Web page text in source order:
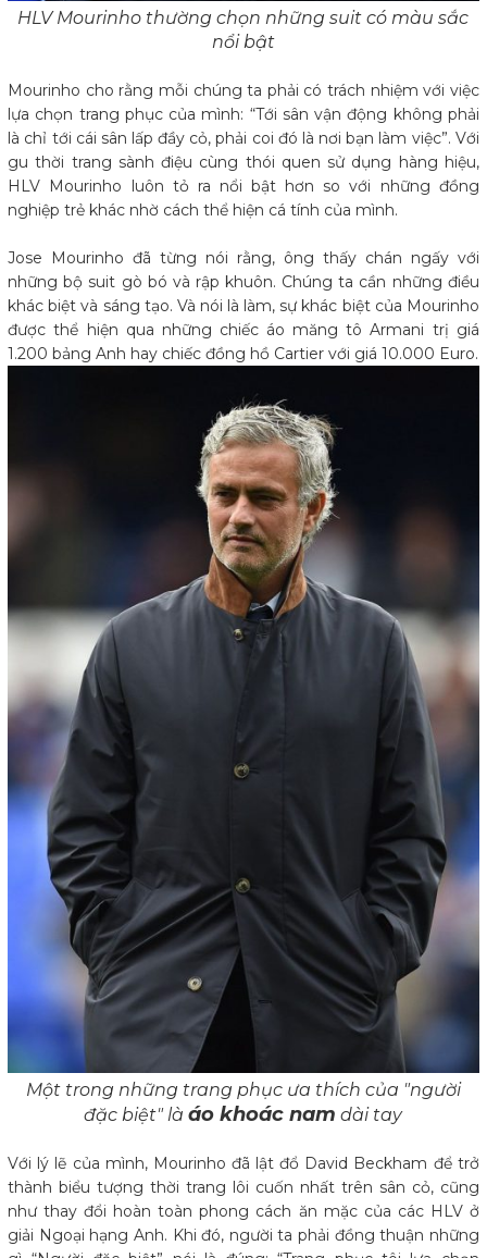
HLV Mourinho thường chọn những suit có màu sắc
nổi bật
Mourinho cho rằng mỗi chúng ta phải có trách nhiệm với việc
lựa chọn trang phục của mình: “Tới sân vận động không phải
là chỉ tới cái sân lấp đầy cỏ, phải coi đó là nơi bạn làm việc”. Với
gu thời trang sành điệu cùng thói quen sử dụng hàng hiệu,
HLV Mourinho luôn tỏ ra nổi bật hơn so với những đồng
nghiệp trẻ khác nhờ cách thể hiện cá tính của mình.
Jose Mourinho đã từng nói rằng, ông thấy chán ngấy với
những bộ suit gò bó và rập khuôn. Chúng ta cần những điều
khác biệt và sáng tạo. Và nói là làm, sự khác biệt của Mourinho
được thể hiện qua những chiếc áo măng tô Armani trị giá
1.200 bảng Anh hay chiếc đồng hồ Cartier với giá 10.000 Euro.
Một trong những trang phục ưa thích của "người
đặc biệt" làáo khoác nam dài tay
Với lý lẽ của mình, Mourinho đã lật đổ David Beckham để trở
thành biểu tượng thời trang lôi cuốn nhất trên sân cỏ, cũng
như thay đổi hoàn toàn phong cách ăn mặc của các HLV ở
giải Ngoại hạng Anh. Khi đó, người ta phải đồng thuận những